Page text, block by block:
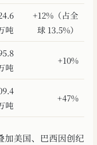
吨
+12%（占全
球 13.5%）
吨
+10%
吨
+47%
加美国、巴西因创纪